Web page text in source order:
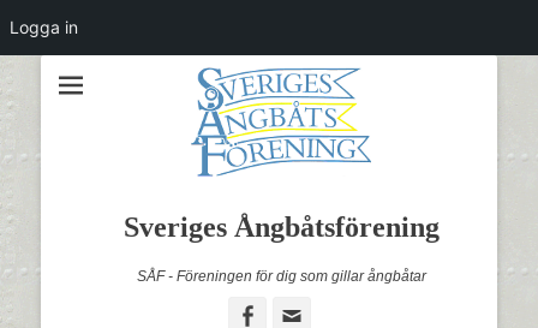
Sveriges Ångbåtsförening
SÅF - Föreningen för dig som gillar ångbåtar
Facebook
Logga in